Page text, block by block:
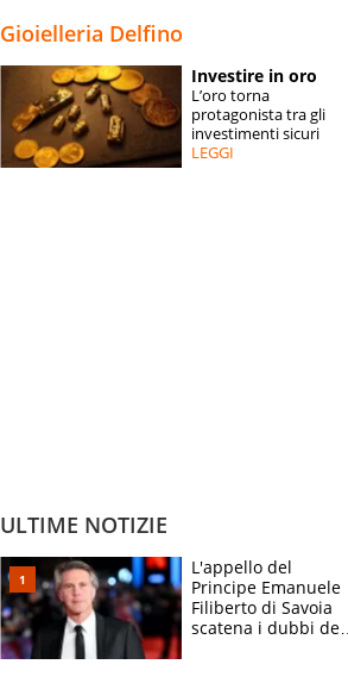
ESPERTI
CONTATTI
Gioielleria Delfino
Investire in oro
L’oro torna
protagonista tra gli
investimenti sicuri
LEGGI
ULTIME NOTIZIE
L'appello del
Principe Emanuele
Filiberto di Savoia
scatena i dubbi dei